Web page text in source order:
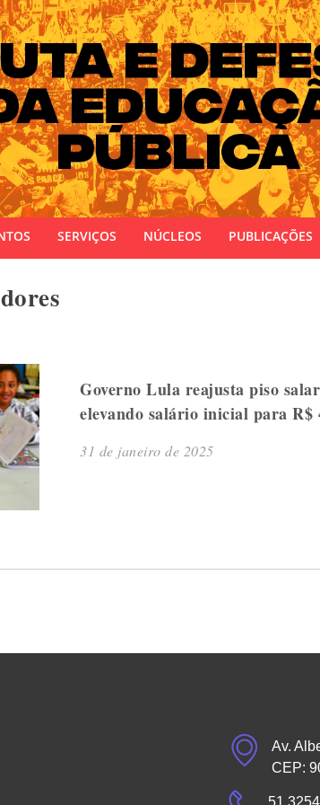
Estado do Rio Grande do Sul
SERVIÇOS NÚCLEOS PUBLICAÇÕES
Governo Lula reajusta piso
elevando salário inicial para R$
31 de janeiro de 2025
Av.
CEP:
51